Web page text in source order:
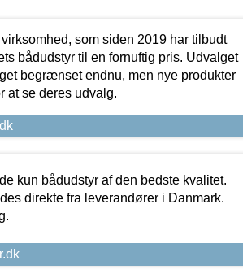
som siden 2019 har tilbudt
bådudstyr til en fornuftig pris. Udvalget
begrænset endnu, men nye produkter
at se deres udvalg.
kun bådudstyr af den bedste kvalitet.
direkte fra leverandører i Danmark.